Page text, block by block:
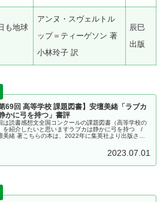
も地球
アンヌ・スヴェルトル
ップ＝ティーゲソン 著
小林玲子 訳
辰巳
出版
第69回 高等学校 課題図書】安壇美緒「ラブカ
かに弓を持つ」書評
は読書感想文全国コンクールの課題図書（高等学校の
を紹介したいと思いますラブカは静かに弓を持つ /
美緒 著こちらの本は、2022年に集英社より出版され
2023.07.01